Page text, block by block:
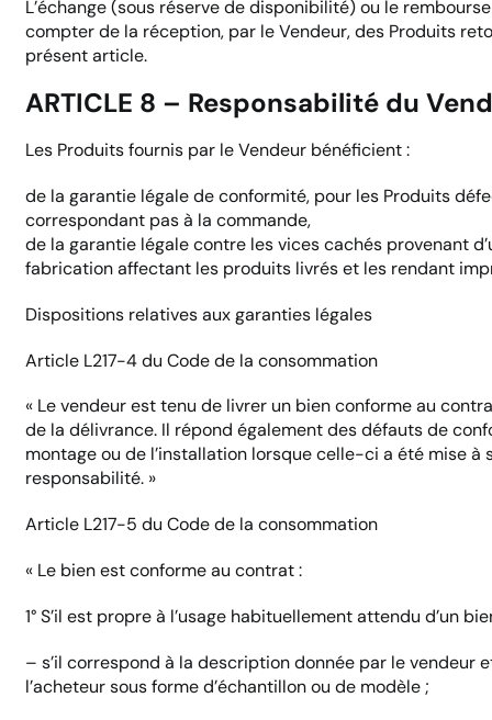
L’échange (sous réserve de disponibilité) ou le
compter de la réception, par le Vendeur, des Produits
présent article.
ARTICLE 8 – Responsabilité du
Les Produits fournis par le Vendeur bénéficient :
de la garantie légale de conformité, pour les Produits
correspondant pas à la commande,
de la garantie légale contre les vices cachés provenant
fabrication affectant les produits livrés et les rendant
Dispositions relatives aux garanties légales
Article L217-4 du Code de la consommation
« Le vendeur est tenu de livrer un bien conforme au
de la délivrance. Il répond également des défauts de
montage ou de l’installation lorsque celle-ci a été mise
responsabilité. »
Article L217-5 du Code de la consommation
« Le bien est conforme au contrat :
1° S’il est propre à l’usage habituellement attendu d’un
– s’il correspond à la description donnée par le
l’acheteur sous forme d’échantillon ou de modèle ;